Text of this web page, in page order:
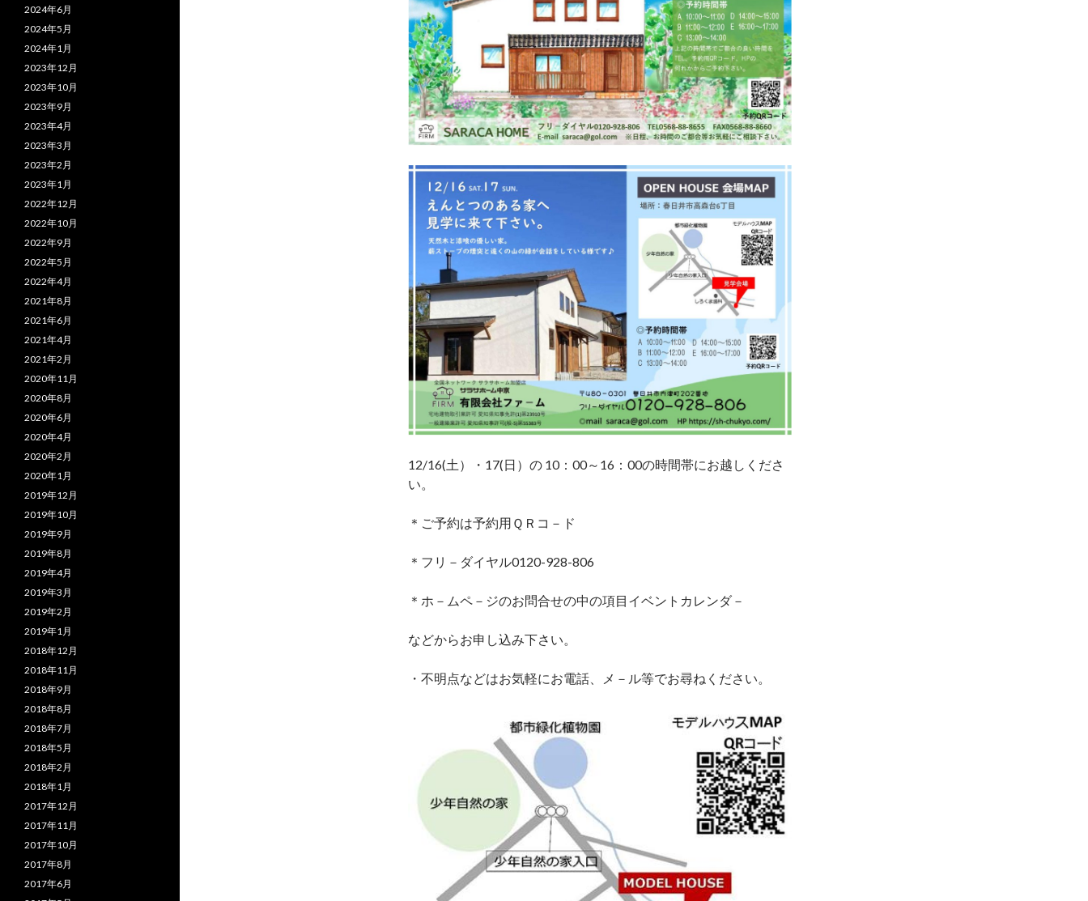
12/16(土）・17(日）の 10：00～16：00の時間帯にお越しくださ
い。
＊ご予約は予約用ＱＲコ－ド
＊フリ－ダイヤル0120-928-806
＊ホ－ムペ－ジのお問合せの中の項目イベントカレンダ－
などからお申し込み下さい。
・不明点などはお気軽にお電話、メ－ル等でお尋ねください。
2024年6月
2024年5月
2024年1月
2023年12月
2023年10月
2023年9月
2023年4月
2023年3月
2023年2月
2023年1月
2022年12月
2022年10月
2022年9月
2022年5月
2022年4月
2021年8月
2021年6月
2021年4月
2021年2月
2020年11月
2020年8月
2020年6月
2020年4月
2020年2月
2020年1月
2019年12月
2019年10月
2019年9月
2019年8月
2019年4月
2019年3月
2019年2月
2019年1月
2018年12月
2018年11月
2018年9月
2018年8月
2018年7月
2018年5月
2018年2月
2018年1月
2017年12月
2017年11月
2017年10月
2017年8月
2017年6月